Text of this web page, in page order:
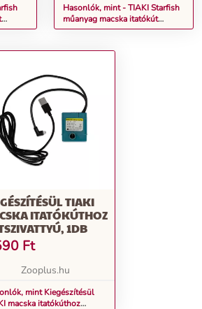
Hasonlók, mint - TIAKI Starfish
műanyag macska itatókút
Kiegészítő tartozék: pótszűrők
TIAKI
ITATÓKÚTHOZ
1DB
Ft
Zooplus.hu
mint Kiegészítésül
macska itatókúthoz